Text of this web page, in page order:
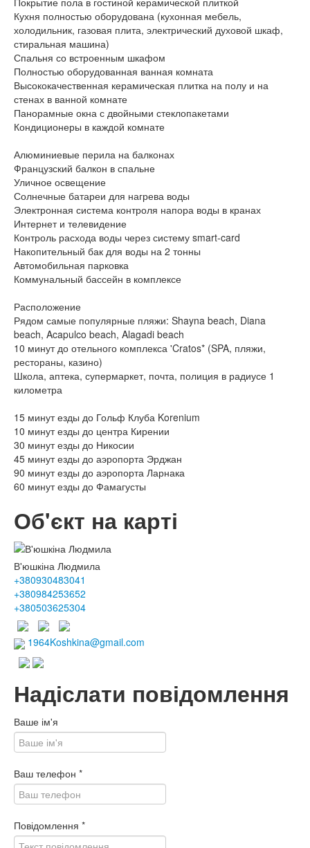
Кухня полностью оборудована (кухонная мебель,
холодильник, газовая плита, электрический духовой шкаф,
стиральная машина)
Спальня со встроенным шкафом
Полностью оборудованная ванная комната
Высококачественная керамическая плитка на полу и на
стенах в ванной комнате
Панорамные окна с двойными стеклопакетами
Кондиционеры в каждой комнате
Алюминиевые перила на балконах
Французский балкон в спальне
Уличное освещение
Солнечные батареи для нагрева воды
Электронная система контроля напора воды в кранах
Интернет и телевидение
Контроль расхода воды через систему smart-card
Накопительный бак для воды на 2 тонны
Автомобильная парковка
Коммунальный бассейн в комплексе
Расположение
Рядом самые популярные пляжи: Shayna beach, Diana
beach, Acapulco beach, Alagadi beach
10 минут до отельного комплекса 'Cratos* (SPA, пляжи,
рестораны, казино)
Школа, аптека, супермаркет, почта, полиция в радиусе 1
километра
15 минут езды до Гольф Клуба Korenium
10 минут езды до центра Кирении
30 минут езды до Никосии
45 минут езды до аэропорта Эрджан
90 минут езды до аэропорта Ларнака
60 минут езды до Фамагусты
Об'єкт на карті
В'юшкіна Людмила
+380930483041
+380984253652
+380503625304
1964Koshkina@gmail.com
Надіслати повідомлення
Ваше ім'я
Ваш телефон *
Повідомлення *